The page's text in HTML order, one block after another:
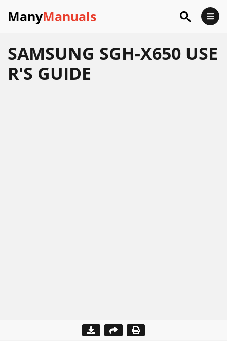
ManyManuals
SAMSUNG SGH-X650 USE
R'S GUIDE